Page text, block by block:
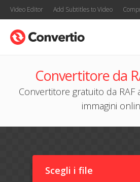
Video Editor Add Subtitles to Video
Convertitore da
Convertitore gratuito da
immagini
Scegli i file